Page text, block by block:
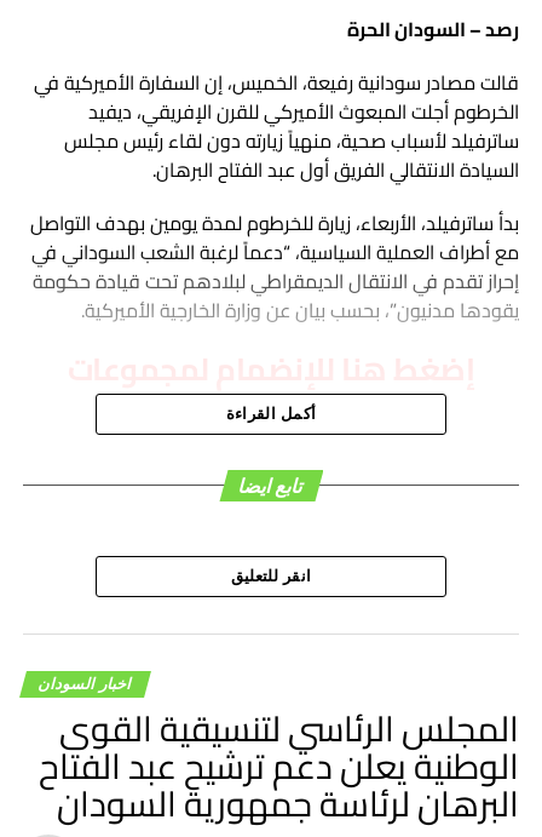
رصد – السودان الحرة
قالت مصادر سودانية رفيعة، الخميس، إن السفارة الأميركية في
الخرطوم أجلت المبعوث الأميركي للقرن الإفريقي، ديفيد
ساترفيلد لأسباب صحية، منهياً زيارته دون لقاء رئيس مجلس
السيادة الانتقالي الفريق أول عبد الفتاح البرهان.
بدأ ساترفيلد، الأربعاء، زيارة للخرطوم لمدة يومين بهدف التواصل
مع أطراف العملية السياسية، “دعماً لرغبة الشعب السوداني في
إحراز تقدم في الانتقال الديمقراطي لبلادهم تحت قيادة حكومة
يقودها مدنيون”، بحسب بيان عن وزارة الخارجية الأميركية.
إضغط هنا للإنضمام لمجموعات
السودان الحرة على واتساب
هاشتاق ذات صله :
تقارير رسمية تكشف أرقاماً صادمة عن تردد آلاف الطلاب
على مراكز التعافي من الأدمان
أكمل القراءة
تابع ايضا
انقر للتعليق
اخبار السودان
المجلس الرئاسي لتنسيقية القوى
الوطنية يعلن دعم ترشيح عبد الفتاح
البرهان لرئاسة جمهورية السودان